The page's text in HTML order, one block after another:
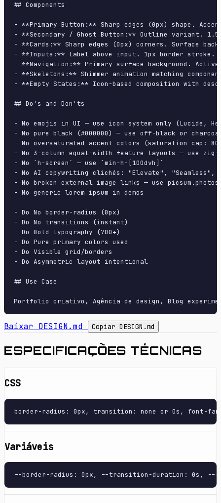
## Components
- **Primary Button:** Sharp edges (0px) shape.
- **Secondary / Ghost Button:** Outline variant.
- **Cards:** Sharp edges (0px) corners. Surface
- **Inputs:** Label above input. 1px border
- **Navigation:** Primary surface background.
- **Skeletons:** Shimmer animation matching
- **Empty States:** Icon-based composition with
## Do's and Don'ts
- No emojis in UI — use icon system only (Lucide,
- No pure black (#000000) — use off-black or
- No oversaturated accent colors (saturation cap:
- No 3-column equal-width feature layouts — use zig-
- No `h-screen` — use `min-h-[100dvh]`
- No AI copywriting clichés: "Elevate", "Seamless",
- No broken external image links — use
- No generic lorem ipsum in demos
- Do No border-radius (0px)
- Do No transitions (instant)
- Do Bold typography (700+)
- Do Pure primary colors used
- Do Visible grid/borders
- Do Asymmetric layout intentional
## Use Case
Baixar DESIGN.md Copiar DESIGN.md
ESPECIFICAÇÕES TÉCNICAS
CSS
border-radius: 0px, transition: none or 0s, font-
Variáveis
--border-radius: 0px, --transition-duration: 0s,